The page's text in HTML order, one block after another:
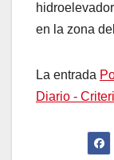
en la zona
La entrada
Diario -